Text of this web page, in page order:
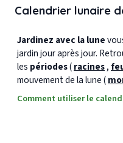
Calendrier lunaire
Jardinez avec la lune
jardin jour après jour.
les périodes(racines,
mouvement de la lune (
Comment utiliser le